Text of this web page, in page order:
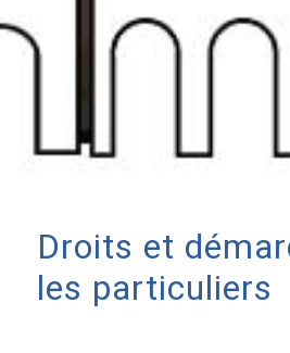
Droits et
les particuliers